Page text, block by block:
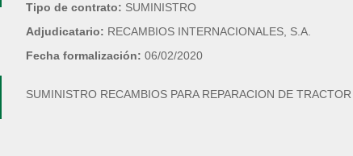
Tipo de contrato: SUMINISTRO
Adjudicatario: RECAMBIOS INTERNACIONALES, S.A.
Fecha formalización: 06/02/2020
SUMINISTRO RECAMBIOS PARA REPARACION DE TRACTOR